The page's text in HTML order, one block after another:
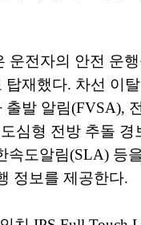
운전자의 안전 운
탑재했다. 차선 이
발 알림(FVSA),
심형 전방 추돌 경
속도알림(SLA) 등
정보를 제공한다.